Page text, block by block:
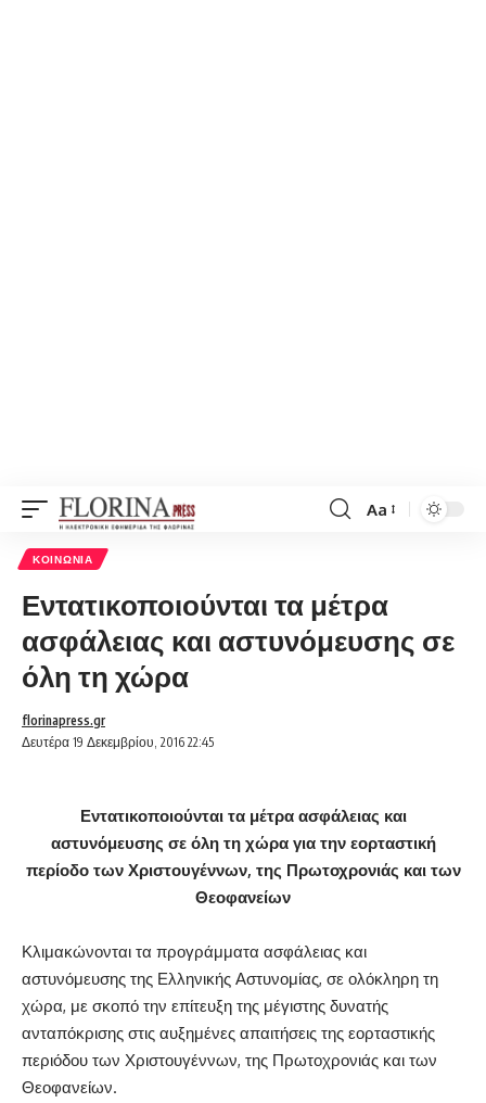
Font
Aa
ΚΟΙΝΩΝΊΑ
Εντατικοποιούνται τα μέτρα
ασφάλειας και αστυνόμευσης σε
όλη τη χώρα
Δευτέρα 19 Δεκεμβρίου, 2016 22:45
florinapress.gr
Εντατικοποιούνται τα μέτρα ασφάλειας και
αστυνόμευσης σε όλη τη χώρα για την εορταστική
περίοδο των Χριστουγέννων, της Πρωτοχρονιάς και των
Θεοφανείων
Κλιμακώνονται τα προγράμματα ασφάλειας και
αστυνόμευσης της Ελληνικής Αστυνομίας, σε ολόκληρη τη
χώρα, με σκοπό την επίτευξη της μέγιστης δυνατής
ανταπόκρισης στις αυξημένες απαιτήσεις της εορταστικής
περιόδου των Χριστουγέννων, της Πρωτοχρονιάς και των
Θεοφανείων.